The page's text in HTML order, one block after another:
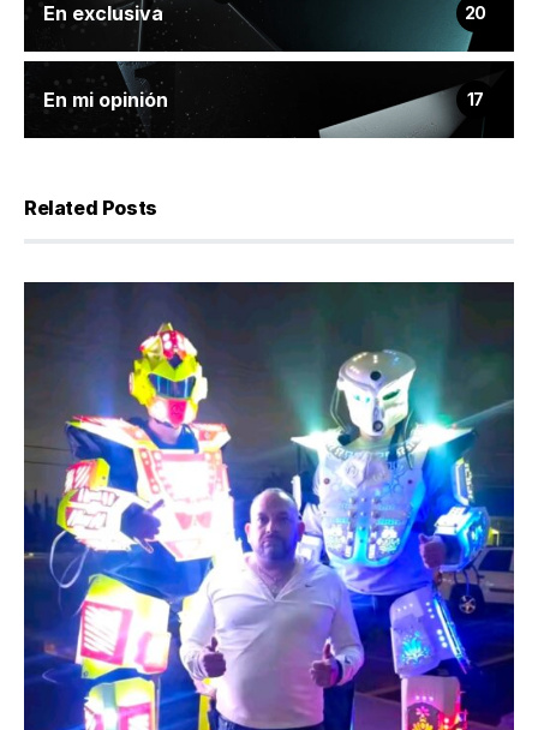
En exclusiva 20
En mi opinión 17
Related Posts